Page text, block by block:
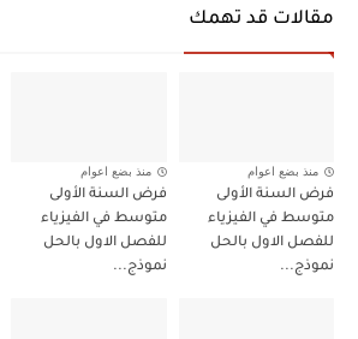
مقالات قد تهمك
منذ بضع اعوام
فرض السنة الأولى
متوسط في الفيزياء
للفصل الاول بالحل
نموذج...
منذ بضع اعوام
فرض السنة الأولى
متوسط في الفيزياء
للفصل الاول بالحل
نموذج...